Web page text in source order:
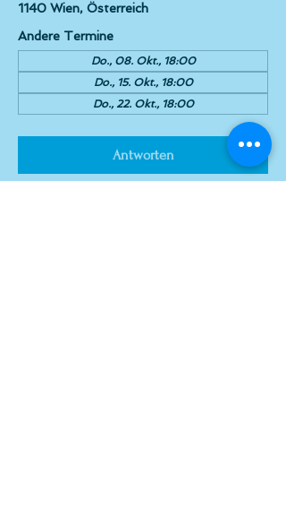
1140 Wien, Österreich
Andere Termine
Do., 08. Okt., 18:00
Do., 15. Okt., 18:00
Do., 22. Okt., 18:00
Antworten